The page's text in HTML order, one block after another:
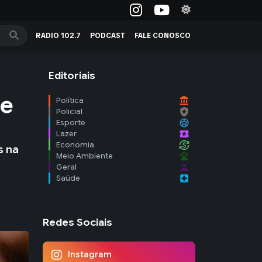
RADIO 102.7 PODCAST FALE CONOSCO
na
Editoriais
Política account_balance
Policial local_police
Esporte sports_soccer
Lazer local_activity
Economia currency_exchange
Meio Ambiente pets
Geral person
Saúde local_hospital
Redes Sociais
Instagram